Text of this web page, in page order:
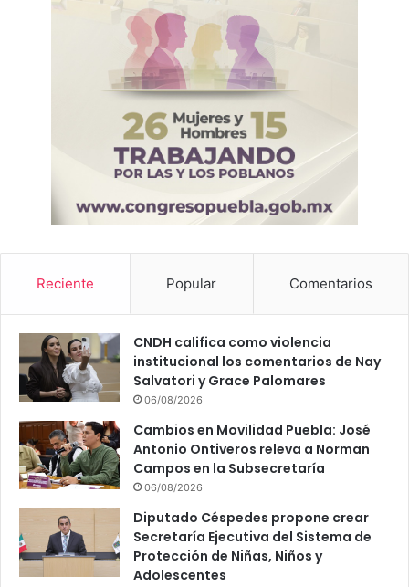
Reciente Popular Comentarios
CNDH califica como violencia
institucional los comentarios de Nay
Salvatori y Grace Palomares
06/08/2026
Cambios en Movilidad Puebla: José
Antonio Ontiveros releva a Norman
Campos en la Subsecretaría
06/08/2026
Diputado Céspedes propone crear
Secretaría Ejecutiva del Sistema de
Protección de Niñas, Niños y
Adolescentes